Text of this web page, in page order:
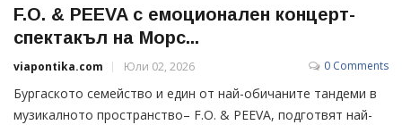
F.O. & PEEVA с емоционален концерт-
спектакъл на Морс...
viapontika.com Юли 02, 2026 0 Comments
Бургаското семейство и един от най-обичаните тандеми в
музикалното пространство– F.O. & PEEVA, подготвят най-